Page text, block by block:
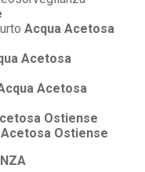
Acqua Acetosa
Acetosa
Acetosa
Ostiense
Ostiense